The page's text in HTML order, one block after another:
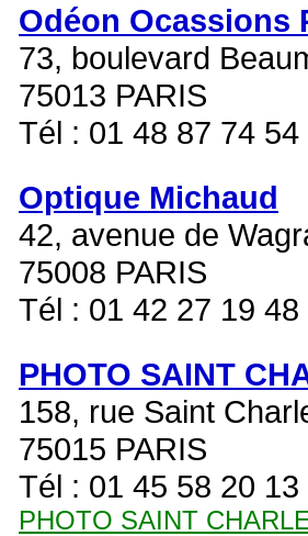
Odéon Ocassions
73, boulevard
75013 PARIS
Tél : 01 48 87 74 54
Optique Michaud
42, avenue de
75008 PARIS
Tél : 01 42 27 19 48
PHOTO SAINT
158, rue Saint
75015 PARIS
Tél : 01 45 58 20 13
PHOTO SAINT